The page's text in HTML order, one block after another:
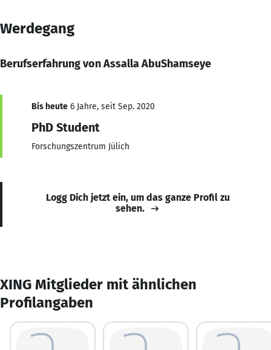
Werdegang
Berufserfahrung von Assalla AbuShamseye
Bis heute 6 Jahre, seit Sep. 2020
PhD Student
Forschungszentrum Jülich
Logg Dich jetzt ein, um das ganze Profil zu
sehen.
XING Mitglieder mit ähnlichen
Profilangaben